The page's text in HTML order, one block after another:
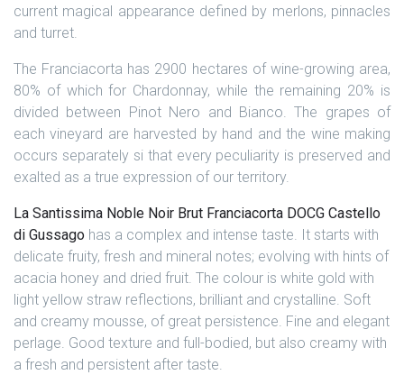
current magical appearance defined by merlons, pinnacles
and turret.
The Franciacorta has 2900 hectares of wine-growing area,
80% of which for Chardonnay, while the remaining 20% is
divided between Pinot Nero and Bianco. The grapes of
each vineyard are harvested by hand and the wine making
occurs separately si that every peculiarity is preserved and
exalted as a true expression of our territory.
La Santissima Noble Noir Brut Franciacorta DOCG Castello
di Gussago has a complex and intense taste. It starts with
delicate fruity, fresh and mineral notes; evolving with hints of
acacia honey and dried fruit. The colour is white gold with
light yellow straw reflections, brilliant and crystalline. Soft
and creamy mousse, of great persistence. Fine and elegant
perlage. Good texture and full-bodied, but also creamy with
a fresh and persistent after taste.